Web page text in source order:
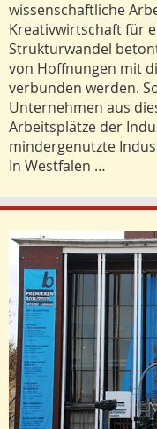
wissenschaftliche
Kreativwirtschaft für
Strukturwandel
von Hoffnungen mit
verbunden werden.
Unternehmen aus
Arbeitsplätze der
mindergenutzte
In Westfalen …